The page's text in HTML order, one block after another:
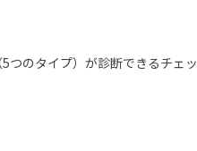
つのタイプ）が診断できるチェッ